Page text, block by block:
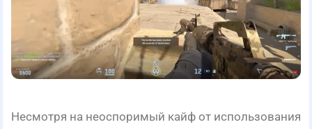
Несмотря на неоспоримый кайф от использования